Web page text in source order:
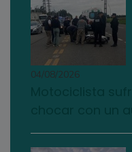
04/08/2026